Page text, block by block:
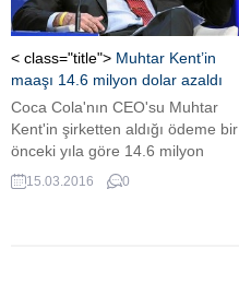
şeyinde ne var' diye bir
araştırma mı yaparsınız? Ben
gerçekten farketmeden bir
aldatma şebekesinin içinde
olmaktan tabi ki...
< class="title"> Muhtar Kent’in
maaşı 14.6 milyon dolar azaldı
Coca Cola'nın CEO'su Muhtar
Kent'in şirketten aldığı ödeme bir
önceki yıla göre 14.6 milyon
dolar azaldı.
15.03.2016 0